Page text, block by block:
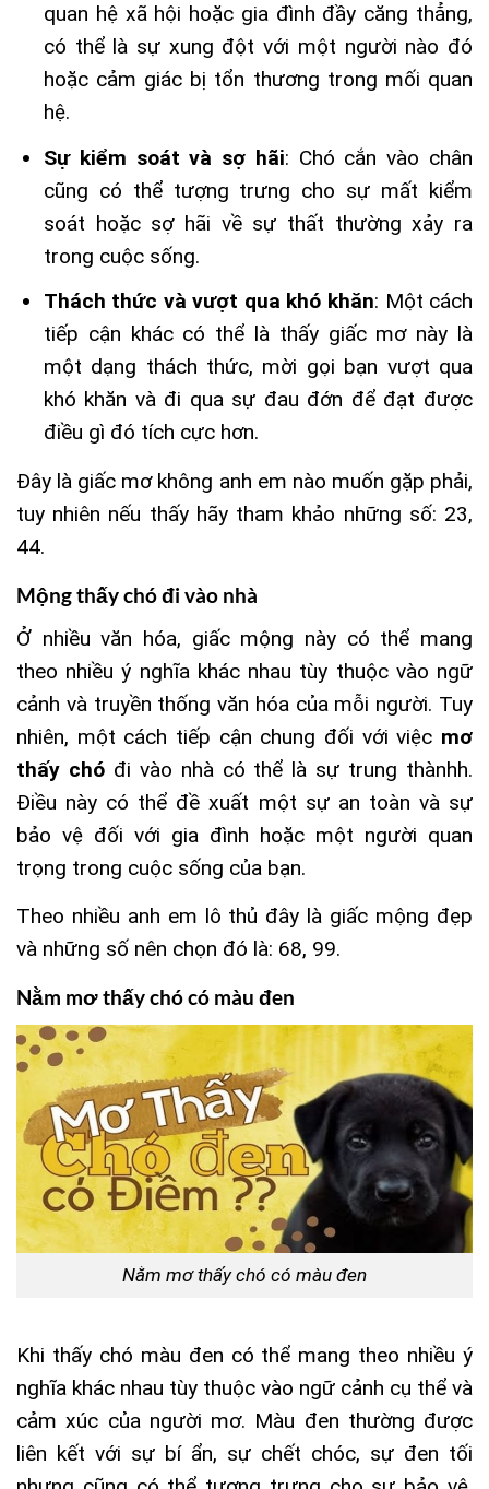
quan hệ xã hội hoặc gia đình đầy căng thẳng,
có thể là sự xung đột với một người nào đó
hoặc cảm giác bị tổn thương trong mối quan
hệ.
Sự kiểm soát và sợ hãi: Chó cắn vào chân
cũng có thể tượng trưng cho sự mất kiểm
soát hoặc sợ hãi về sự thất thường xảy ra
trong cuộc sống.
Thách thức và vượt qua khó khăn: Một cách
tiếp cận khác có thể là thấy giấc mơ này là
một dạng thách thức, mời gọi bạn vượt qua
khó khăn và đi qua sự đau đớn để đạt được
điều gì đó tích cực hơn.
Đây là giấc mơ không anh em nào muốn gặp phải,
tuy nhiên nếu thấy hãy tham khảo những số: 23,
44.
Mộng thấy chó đi vào nhà
Ở nhiều văn hóa, giấc mộng này có thể mang
theo nhiều ý nghĩa khác nhau tùy thuộc vào ngữ
cảnh và truyền thống văn hóa của mỗi người. Tuy
nhiên, một cách tiếp cận chung đối với việc mơ
thấy chóđi vào nhà có thể là sự trung thànhh.
Điều này có thể đề xuất một sự an toàn và sự
bảo vệ đối với gia đình hoặc một người quan
trọng trong cuộc sống của bạn.
Theo nhiều anh em lô thủ đây là giấc mộng đẹp
và những số nên chọn đó là: 68, 99.
Nằm mơ thấy chó có màu đen
Nằm mơ thấy chó có màu đen
Khi thấy chó màu đen có thể mang theo nhiều ý
nghĩa khác nhau tùy thuộc vào ngữ cảnh cụ thể và
cảm xúc của người mơ. Màu đen thường được
liên kết với sự bí ẩn, sự chết chóc, sự đen tối